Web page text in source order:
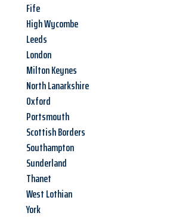
Fife
High Wycombe
Leeds
London
Milton Keynes
North Lanarkshire
Oxford
Portsmouth
Scottish Borders
Southampton
Sunderland
Thanet
West Lothian
York